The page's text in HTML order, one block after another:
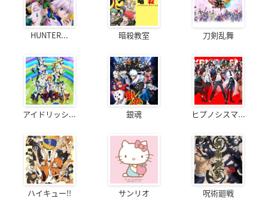
HUNTER... 暗殺教室 刀剣乱舞
アイドリッシ... 銀魂 ヒプノシスマ...
ハイキュー!! サンリオ 呪術廻戦